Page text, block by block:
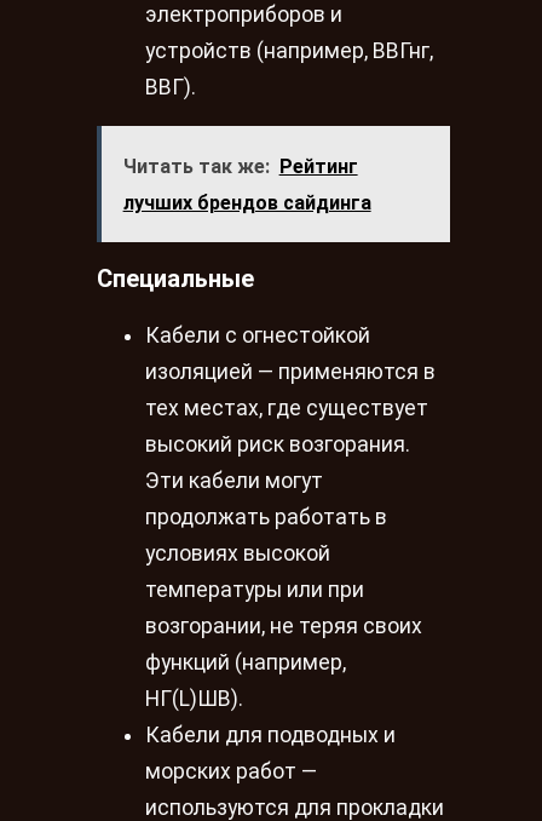
электроприборов и
устройств (например, ВВГнг,
ВВГ).
Читать так же: Рейтинг
лучших брендов сайдинга
Специальные
Кабели с огнестойкой
изоляцией — применяются в
тех местах, где существует
высокий риск возгорания.
Эти кабели могут
продолжать работать в
условиях высокой
температуры или при
возгорании, не теряя своих
функций (например,
НГ(L)ШВ).
Кабели для подводных и
морских работ —
используются для прокладки